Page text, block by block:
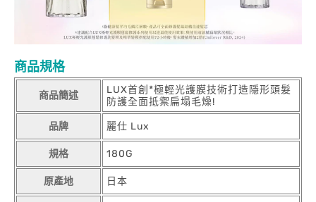
商品規格
商品簡述
LUX首創*極輕光護膜技術打造隱形頭髮
防護全面抵禦扁塌毛燥!
品牌 麗仕 Lux
規格 180G
原產地 日本